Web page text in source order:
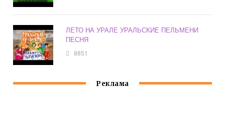
ЛЕТО НА УРАЛЕ УРАЛЬСКИЕ ПЕЛЬМЕНИ
ПЕСНЯ
8851
Реклама